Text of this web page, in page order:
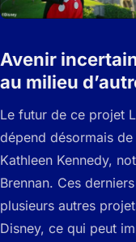
Avenir
au milieu
Le futur de ce projet
dépend désormais
Kathleen Kennedy,
Brennan. Ces
plusieurs autres
Disney, ce qui peut